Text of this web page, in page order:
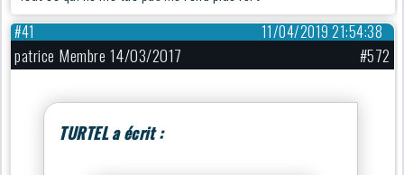
11/04/2019 21:54:38
#41
patrice Membre 14/03/2017 #572
TURTEL a écrit :